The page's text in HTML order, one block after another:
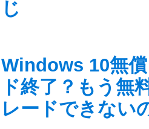
じ
Windows 10無
ド終了？もう無
レードできない